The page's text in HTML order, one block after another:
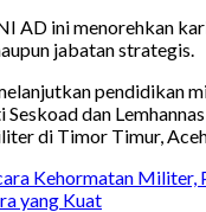
AD ini menorehkan
jabatan strategis.
pendidikan
dan
di Timor Timur,
Kehormatan Militer,
yang Kuat